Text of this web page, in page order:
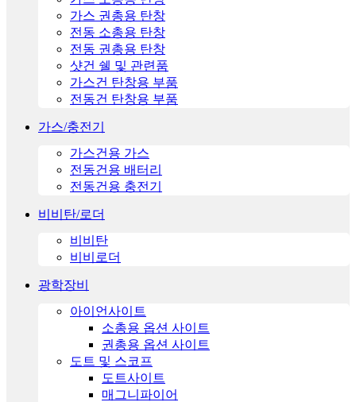
가스 권총용 탄창
전동 소총용 탄창
전동 권총용 탄창
샷건 쉘 및 관련품
가스건 탄창용 부품
전동건 탄창용 부품
가스/충전기
가스건용 가스
전동건용 배터리
전동건용 충전기
비비탄/로더
비비탄
비비로더
광학장비
아이언사이트
소총용 옵션 사이트
권총용 옵션 사이트
도트 및 스코프
도트사이트
매그니파이어